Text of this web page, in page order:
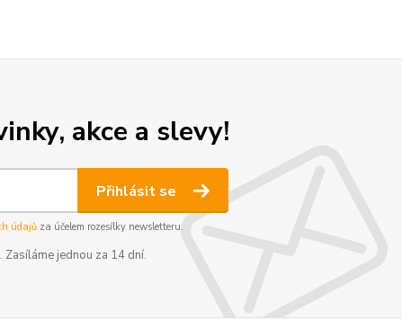
akce a slevy!
Přihlásit se
údajůza účelem rozesílky newsletteru.
jednou za 14 dní.